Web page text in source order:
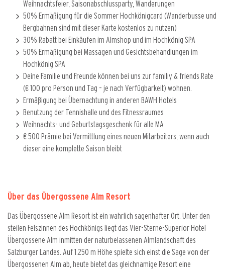
Weihnachtsfeier, Saisonabschlussparty, Wanderungen
50% Ermäßigung für die Sommer Hochkönigcard (Wanderbusse und
Bergbahnen sind mit dieser Karte kostenlos zu nutzen)
30% Rabatt bei Einkäufen im Almshop und im Hochkönig SPA
50% Ermäßigung bei Massagen und Gesichtsbehandlungen im
Hochkönig SPA
Deine Familie und Freunde können bei uns zur familiy & friends Rate
(€ 100 pro Person und Tag – je nach Verfügbarkeit) wohnen.
Ermäßigung bei Übernachtung in anderen BAWH Hotels
Benutzung der Tennishalle und des Fitnessraumes
Weihnachts- und Geburtstagsgeschenk für alle MA
€ 500 Prämie bei Vermittlung eines neuen Mitarbeiters, wenn auch
dieser eine komplette Saison bleibt
Über das Übergossene Alm Resort
Das Übergossene Alm Resort ist ein wahrlich sagenhafter Ort. Unter den
steilen Felszinnen des Hochkönigs liegt das Vier-Sterne-Superior Hotel
Übergossene Alm inmitten der naturbelassenen Almlandschaft des
Salzburger Landes. Auf 1.250 m Höhe spielte sich einst die Sage von der
Übergossenen Alm ab, heute bietet das gleichnamige Resort eine